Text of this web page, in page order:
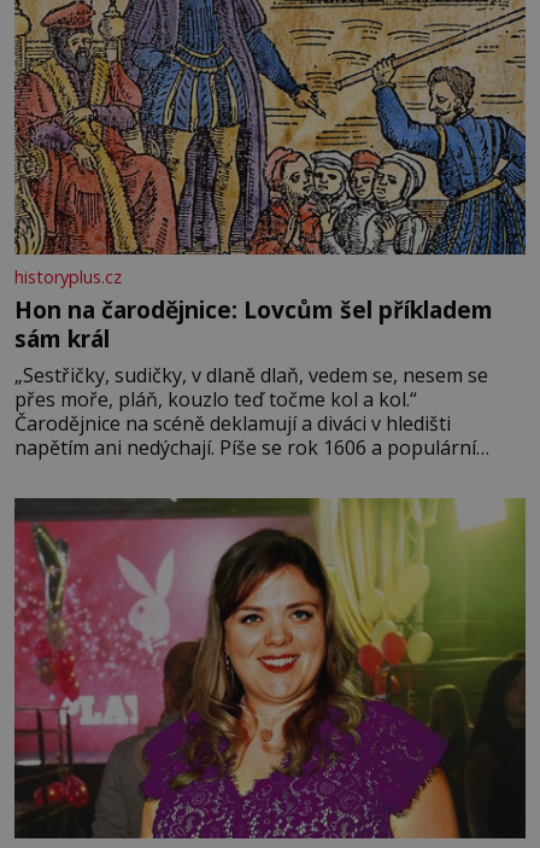
historyplus.cz
Hon na čarodějnice: Lovcům šel příkladem
sám král
„Sestřičky, sudičky, v dlaně dlaň, vedem se, nesem se
přes moře, pláň, kouzlo teď točme kol a kol.“
Čarodějnice na scéně deklamují a diváci v hledišti
napětím ani nedýchají. Píše se rok 1606 a populární
Tragédii o Macbethovi. Napsal ji pro krále Jakuba I., jenž
v roce 1603 vystřídal